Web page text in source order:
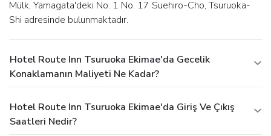
Mülk, Yamagata'deki No. 1 No. 17 Suehiro-Cho, Tsuruoka-
Shi adresinde bulunmaktadır.
Hotel Route Inn Tsuruoka Ekimae'da Gecelik
Konaklamanın Maliyeti Ne Kadar?
Hotel Route Inn Tsuruoka Ekimae'da Giriş Ve Çıkış
Saatleri Nedir?